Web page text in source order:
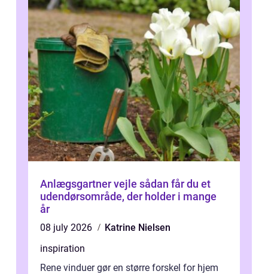
Anlægsgartner vejle sådan får du et
udendørsområde, der holder i mange
år
08 july 2026
Katrine Nielsen
inspiration
Rene vinduer gør en større forskel for hjem